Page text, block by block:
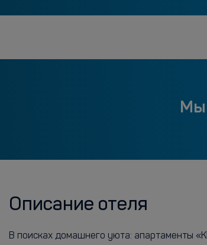
Мы
Описание отеля
В поисках домашнего уюта: апартаменты